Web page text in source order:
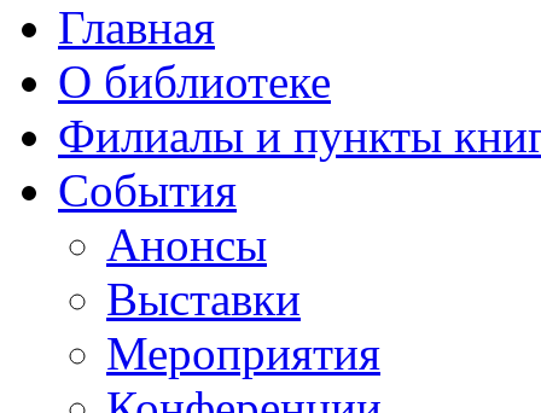
Главная
О библиотеке
Филиалы и пункты
События
Анонсы
Выставки
Мероприятия